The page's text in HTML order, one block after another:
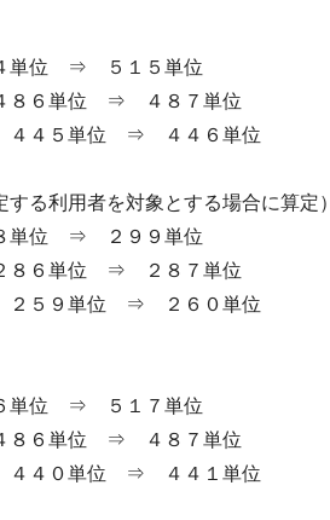
単位 ⇒ ５１５単位
８６単位 ⇒ ４８７単位
４４５単位 ⇒ ４４６単位
する利用者を対象とする場合に算定）
単位 ⇒ ２９９単位
８６単位 ⇒ ２８７単位
２５９単位 ⇒ ２６０単位
単位 ⇒ ５１７単位
８６単位 ⇒ ４８７単位
４４０単位 ⇒ ４４１単位